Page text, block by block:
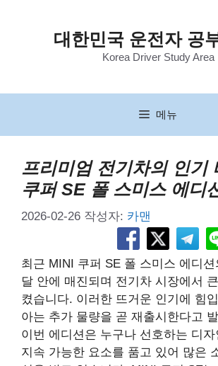
너
대한민국 운전자 공
Korea Driver Study Area
메뉴
프리미엄 전기차의 인기
쿠퍼 SE 폴 스미스 에디
2026-02-26 작성자: 카맨
최근 MINI 쿠퍼 SE 폴 스미스 에디
달 안에 매진되며 전기차 시장에서
켰습니다. 이러한 뜨거운 인기에 힘
아는 추가 물량을 곧 재출시한다고
이번 에디션은 누구나 선호하는 디
지속 가능한 요소를 품고 있어 많은